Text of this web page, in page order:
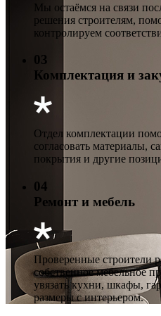
Мы остаёмся на связи
решения строителям,
контролируем
03
Комплектация и
Отдел комплектации
согласовать материалы,
покрытия и другие
04
Ремонт и мебель
Проверенные строители
собственное мебельное
увязать кухни, шкафы,
размеры с интерьером.